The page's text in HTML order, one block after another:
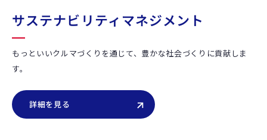
サステナビリティマネジメント
もっといいクルマづくりを通じて、豊かな社会づくりに貢献しま
す。
詳細を見る